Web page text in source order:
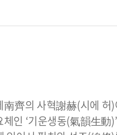
齊의 사혁謝赫(시에
인 ‘기운생동(氣韻生